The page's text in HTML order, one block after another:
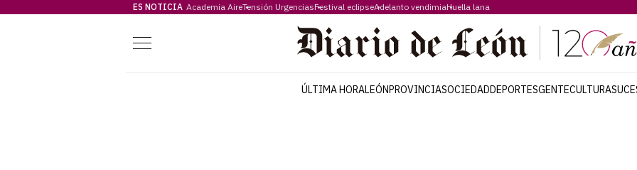
ES NOTICIA Academia AireTensión UrgenciasFestival eclipseAdelanto vendimiaHuella lana
Menú
ÚLTIMA HORALEÓNPROVINCIASOCIEDADDEPORTESGENTECULTURA